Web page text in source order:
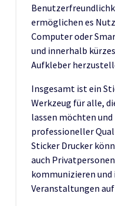
ermöglichen es
Computer oder
und innerhalb
Aufkleber
Insgesamt ist ein
Werkzeug für alle,
lassen möchten
professioneller
Sticker Drucker
auch
kommunizieren
Veranstaltungen